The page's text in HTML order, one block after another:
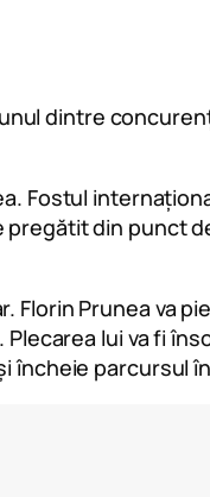
dintre
Fostul
pregătit din punct
Prunea va
lui va fi
încheie parcursul